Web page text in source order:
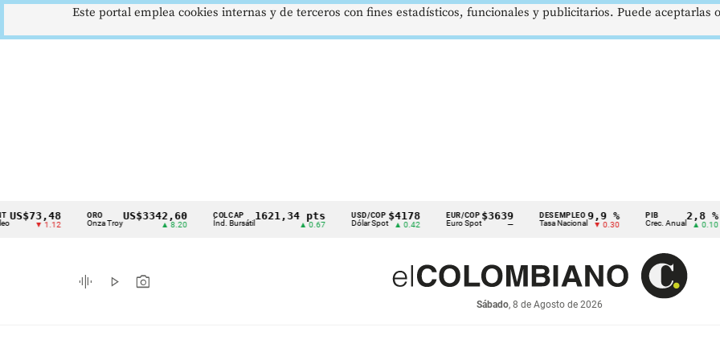
Cintillo
indicadores
económicos
▼ 1.12
ORO
Onza Troy
US$3342,60 COLCAP
Índ. Bursátil
1621,34 pts USD/COP
Dólar Spot
$4178
▲ 0.42
EUR/COP
Euro Spot
$3639
—
DESEMPLEO
Tasa Nacional
9,9 %
▼ 0.30
PIB
Crec. Anual
2,8 %
▲ 0.10
graphic_eq play_arrow photo_camera
Sábado, 8 de Agosto de 2026
Este portal emplea cookies internas y de terceros con fines estadísticos, funcionales y publicitarios. Puede aceptarlas